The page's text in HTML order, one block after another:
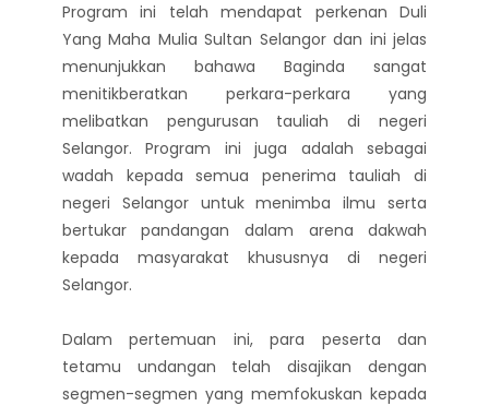
Program ini telah mendapat perkenan Duli
Yang Maha Mulia Sultan Selangor dan ini jelas
menunjukkan bahawa Baginda sangat
menitikberatkan perkara-perkara yang
melibatkan pengurusan tauliah di negeri
Selangor. Program ini juga adalah sebagai
wadah kepada semua penerima tauliah di
negeri Selangor untuk menimba ilmu serta
bertukar pandangan dalam arena dakwah
kepada masyarakat khususnya di negeri
Selangor.
Dalam pertemuan ini, para peserta dan
tetamu undangan telah disajikan dengan
segmen-segmen yang memfokuskan kepada